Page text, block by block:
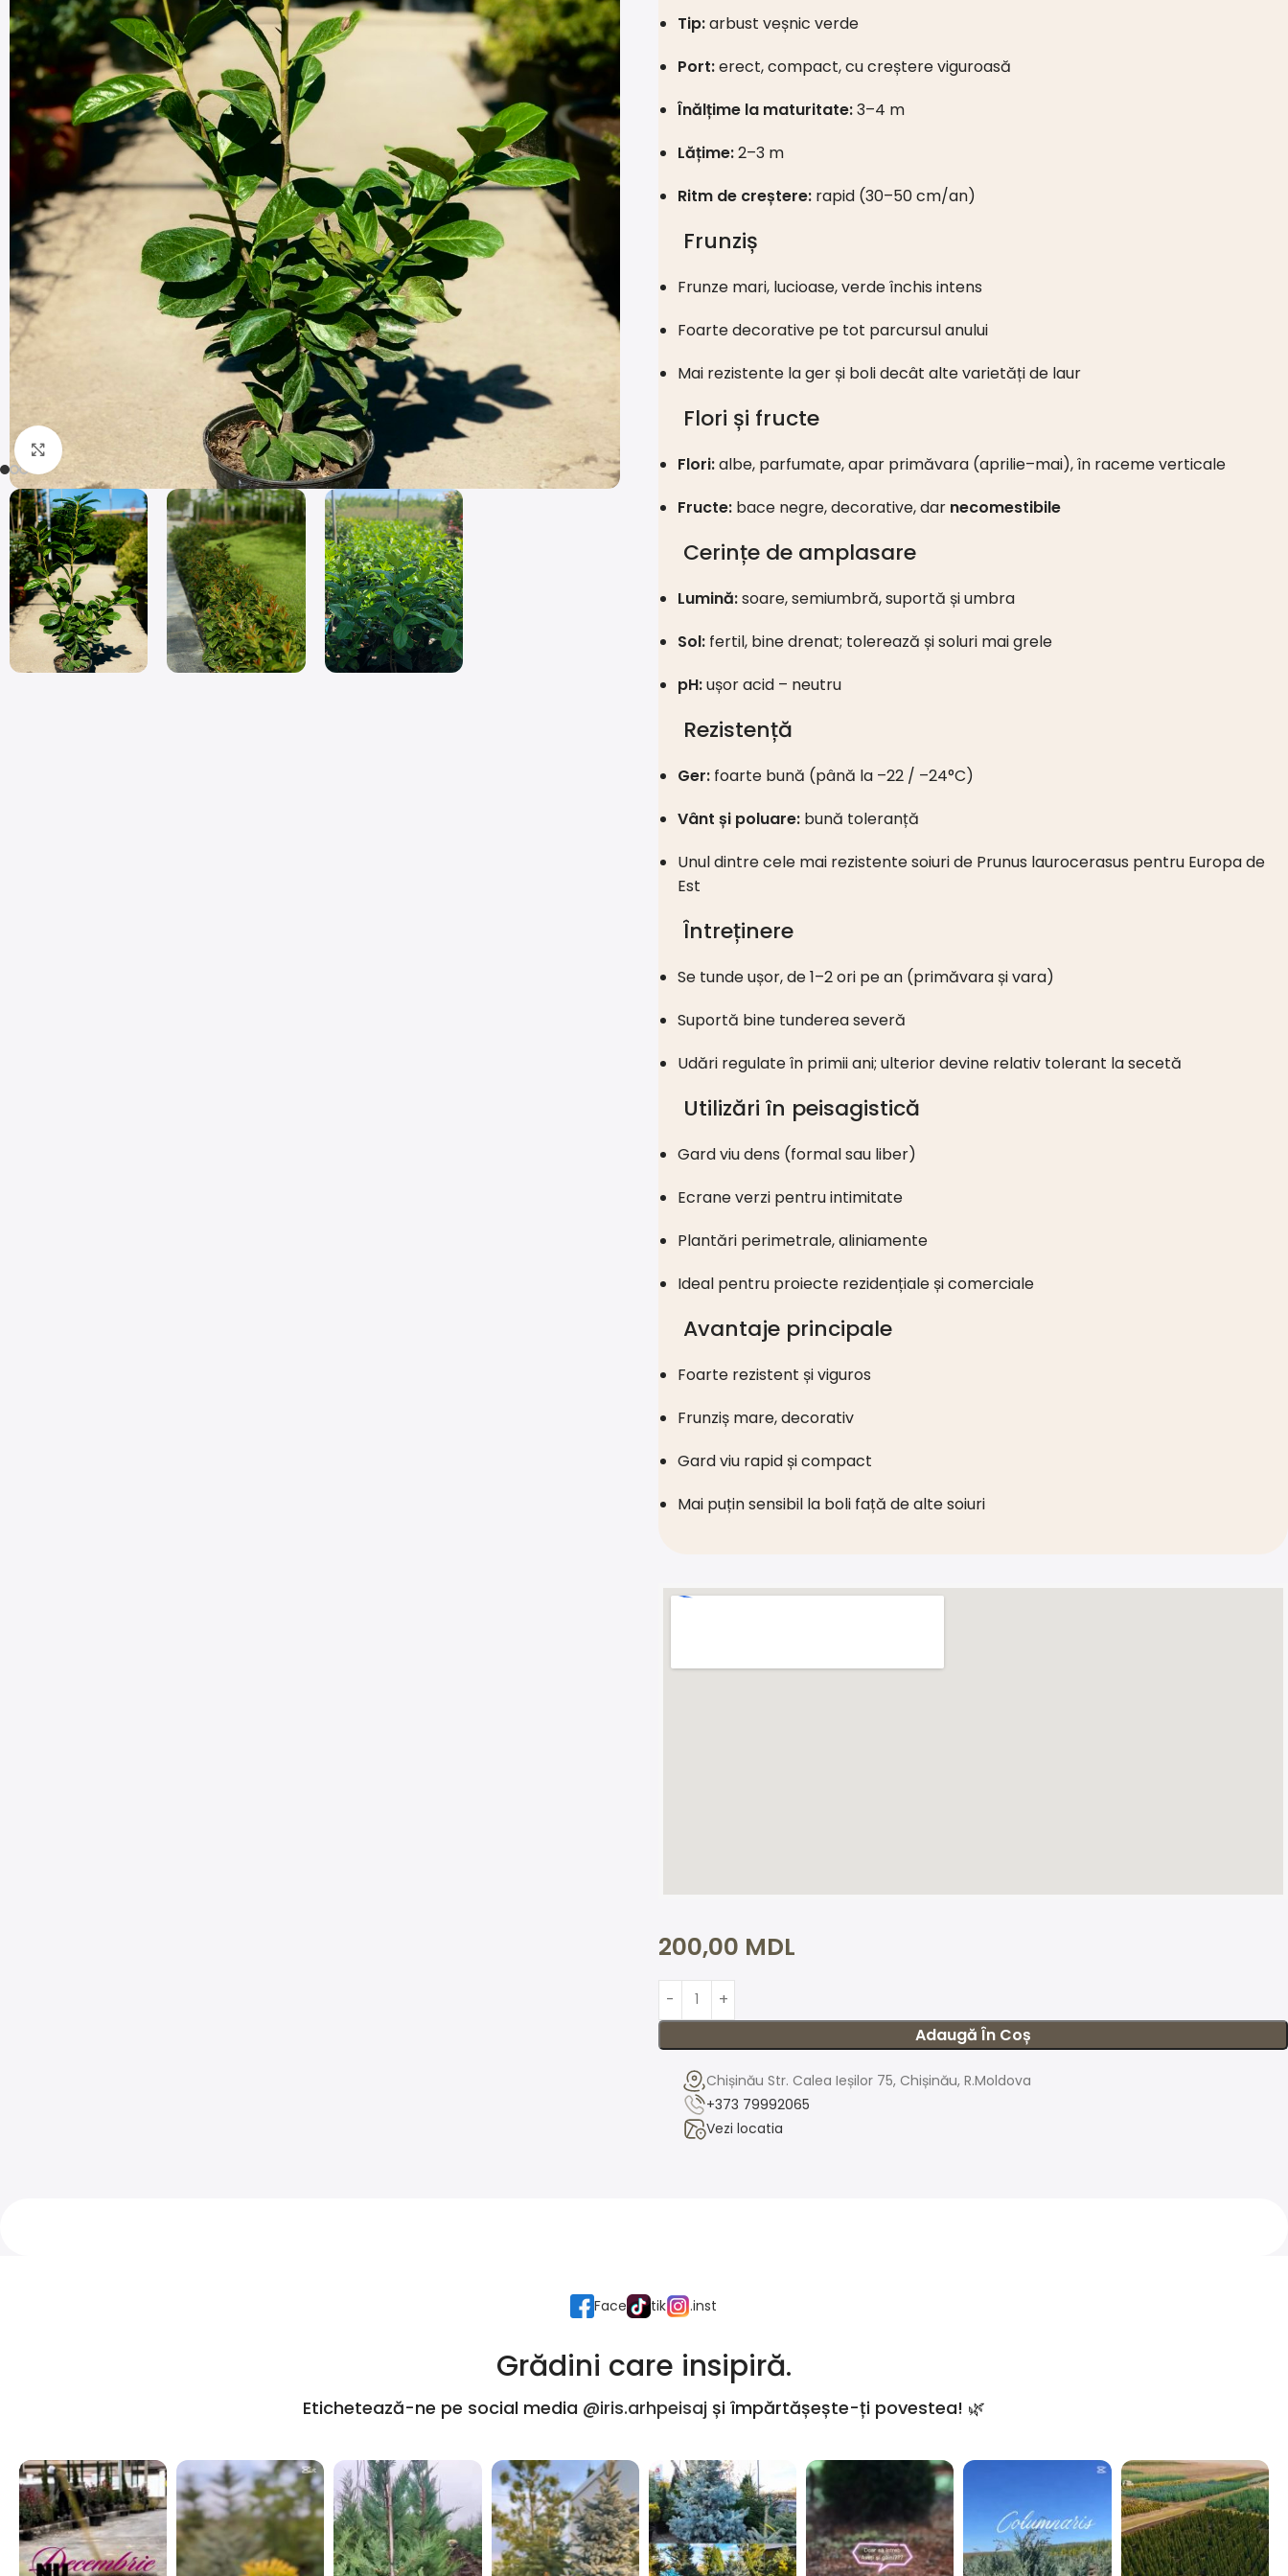
Tip:arbust veșnic verde
Port:erect, compact, cu creștere viguroasă
Înălțime la maturitate:3–4 m
Lățime:2–3 m
Ritm de creștere: rapid (30–50 cm/an)
Frunziș
Frunze mari, lucioase, verde închis intens
Foarte decorative pe tot parcursul anului
Mai rezistente la ger și boli decât alte varietăți de laur
Flori și fructe
Flori:albe, parfumate, apar primăvara (aprilie–mai), în raceme verticale
Fructe: bace negre, decorative, dar necomestibile
Cerințe de amplasare
Lumină:soare, semiumbră, suportă și umbra
Sol: fertil, bine drenat; tolerează și soluri mai grele
pH:ușor acid – neutru
Rezistență
Ger: foarte bună (până la –22 / –24°C)
Vânt și poluare: bună toleranță
Unul dintre cele mai rezistente soiuri de Prunus laurocerasus pentru Europa de
Est
Întreținere
Se tunde ușor, de 1–2 ori pe an (primăvara și vara)
Suportă bine tunderea severă
Udări regulate în primii ani; ulterior devine relativ tolerant la secetă
Utilizări în peisagistică
Gard viu dens (formal sau liber)
Ecrane verzi pentru intimitate
Plantări perimetrale, aliniamente
Ideal pentru proiecte rezidențiale și comerciale
Avantaje principale
Foarte rezistent și viguros
Frunziș mare, decorativ
Gard viu rapid și compact
Mai puțin sensibil la boli față de alte soiuri
200,00 MDL
Adaugă În Coș
Chișinău Str. Calea Ieșilor 75, Chișinău, R.Moldova
+373 79992065
Vezi locatia
Face tik .inst
Grădini care insipiră.
Etichetează-ne pe social media @iris.arhpeisaj și împărtășește-ți povestea! 🌿